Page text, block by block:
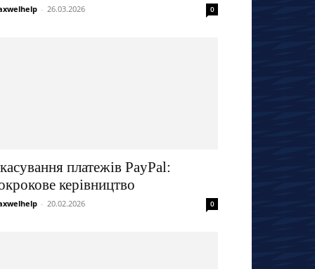
- 26.03.2026 0
платежів PayPal:
керівництво
- 20.02.2026 0